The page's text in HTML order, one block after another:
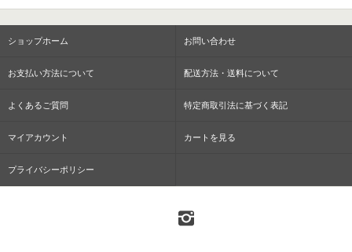
ショップホーム お問い合わせ
お支払い方法について 配送方法・送料について
よくあるご質問 特定商取引法に基づく表記
マイアカウント カートを見る
プライバシーポリシー